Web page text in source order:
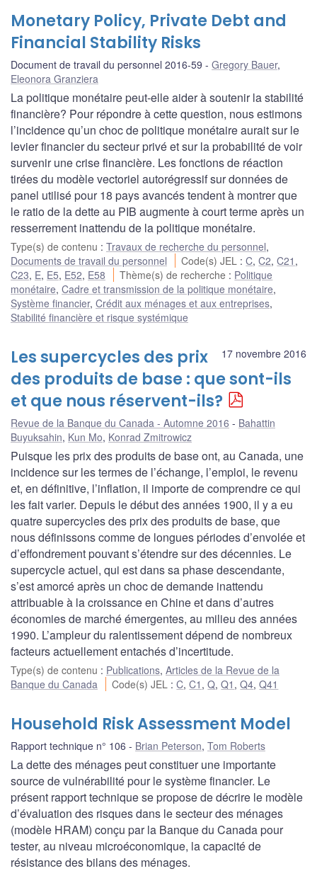
Monetary Policy, Private Debt and
Financial Stability Risks
Document de travail du personnel 2016-59 Gregory Bauer,
Eleonora Granziera
La politique monétaire peut-elle aider à soutenir la stabilité
financière? Pour répondre à cette question, nous estimons
l’incidence qu’un choc de politique monétaire aurait sur le
levier financier du secteur privé et sur la probabilité de voir
survenir une crise financière. Les fonctions de réaction
tirées du modèle vectoriel autorégressif sur données de
panel utilisé pour 18 pays avancés tendent à montrer que
le ratio de la dette au PIB augmente à court terme après un
resserrement inattendu de la politique monétaire.
Type(s) de contenu : Travaux de recherche du personnel,
Documents de travail du personnel
Code(s) JEL :C,C2,C21 ,
C23, E, E5, E52, E58 Thème(s) de recherche : Politique
monétaire, Cadre et transmission de la politique monétaire,
Système financier, Crédit aux ménages et aux entreprises,
Stabilité financière et risque systémique
17 novembre 2016
Les supercycles des prix
des produits de base : que sont-ils
et que nous réservent-ils?
Revue de la Banque du Canada - Automne 2016
Bahattin
Buyuksahin, Kun Mo, Konrad Zmitrowicz
Puisque les prix des produits de base ont, au Canada, une
incidence sur les termes de l’échange, l’emploi, le revenu
et, en définitive, l’inflation, il importe de comprendre ce qui
les fait varier. Depuis le début des années 1900, il y a eu
quatre supercycles des prix des produits de base, que
nous définissons comme de longues périodes d’envolée et
d’effondrement pouvant s’étendre sur des décennies. Le
supercycle actuel, qui est dans sa phase descendante,
s’est amorcé après un choc de demande inattendu
attribuable à la croissance en Chine et dans d’autres
économies de marché émergentes, au milieu des années
1990. L’ampleur du ralentissement dépend de nombreux
facteurs actuellement entachés d’incertitude.
Type(s) de contenu : Publications, Articles de la Revue de la
Banque du Canada
Code(s) JEL :C,C1 ,Q,Q1 ,Q4,Q41
Household Risk Assessment Model
Rapport technique n° 106 Brian Peterson, Tom Roberts
La dette des ménages peut constituer une importante
source de vulnérabilité pour le système financier. Le
présent rapport technique se propose de décrire le modèle
d’évaluation des risques dans le secteur des ménages
(modèle HRAM) conçu par la Banque du Canada pour
tester, au niveau microéconomique, la capacité de
résistance des bilans des ménages.